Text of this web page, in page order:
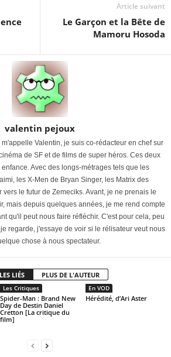
Article suivant
Le Garçon et la Bête de
Mamoru Hosoda
valentin pejoux
Valentin, je suis co-rédacteur en chef sur
de SF et de films de super héros. Ces deux
Avec des longs-métrages tels que les
les X-Men de Bryan Singer, les Matrix des
le futur de Zemeciks. Avant, je ne prenais le
mais depuis quelques années, je me rend compte
qu'il peut nous faire réfléchir. C'est pour cela, peu
regarde, j'essaye de voir si le rélisateur veut nous
chose à nous spectateur.
LIÉS PLUS DE L'AUTEUR
Les Critiques
Spider-Man : Brand New
Day de Destin Daniel
Cretton [La critique du
film]
En VOD
Hérédité, d’Ari Aster